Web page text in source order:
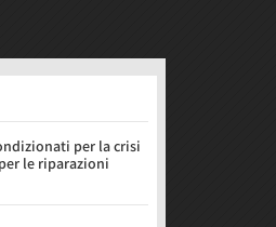
per la crisi
le riparazioni